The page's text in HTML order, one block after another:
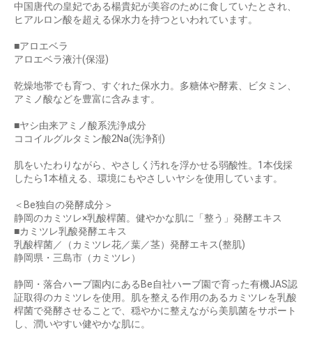
中国唐代の皇妃である楊貴妃が美容のために食していたとされ、
ヒアルロン酸を超える保水力を持つといわれています。
■アロエベラ
アロエベラ液汁(保湿)
乾燥地帯でも育つ、すぐれた保水力。多糖体や酵素、ビタミン、
アミノ酸などを豊富に含みます。
■ヤシ由来アミノ酸系洗浄成分
ココイルグルタミン酸2Na(洗浄剤)
肌をいたわりながら、やさしく汚れを浮かせる弱酸性。1本伐採
したら1本植える、環境にもやさしいヤシを使用しています。
＜Be独自の発酵成分＞
静岡のカミツレ×乳酸桿菌。健やかな肌に「整う」発酵エキス
■カミツレ乳酸発酵エキス
乳酸桿菌／（カミツレ花／葉／茎）発酵エキス(整肌)
静岡県・三島市（カミツレ）
静岡・落合ハーブ園内にあるBe自社ハーブ園で育った有機JAS認
証取得のカミツレを使用。肌を整える作用のあるカミツレを乳酸
桿菌で発酵させることで、穏やかに整えながら美肌菌をサポート
し、潤いやすい健やかな肌に。